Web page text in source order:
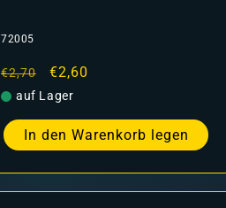
72005
Normaler
Preis
€2,70 Verkaufspreis
€2,60
auf Lager
In den Warenkorb legen